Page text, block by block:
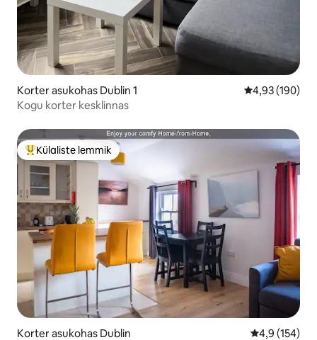
Korter asukohas Dublin 1 Keskmine
4,93 (190)
Kogu korter kesklinnas
Külaliste suur lemmik
Külaliste lemmik
Korter asukohas Dublin Keskmine
4,9 (154)